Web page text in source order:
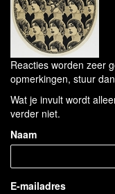
Reacties worden zeer
opmerkingen, stuur
Wat je invult wordt
verder niet.
Naam
E-mailadres